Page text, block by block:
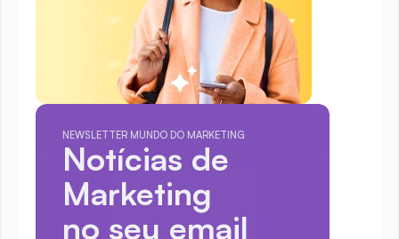
NEWSLETTER MUNDO DO MARKETING
Notícias de
Marketing
no seu email